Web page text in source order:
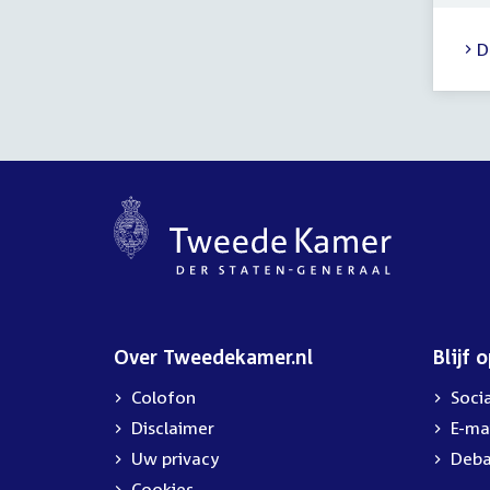
Over Tweedekamer.nl
Colofon
Disclaimer
Uw privacy
Blijf
E-